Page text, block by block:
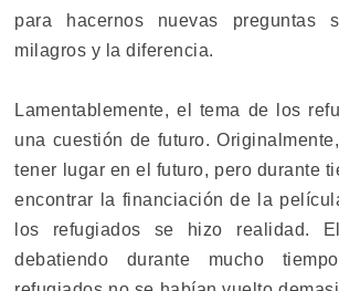
para hacernos nuevas preguntas
milagros y la diferencia.
Lamentablemente, el tema de los
una cuestión de futuro.
tener lugar en el futuro, pero durante
encontrar la financiación de la
los refugiados se hizo realidad.
debatiendo durante mucho